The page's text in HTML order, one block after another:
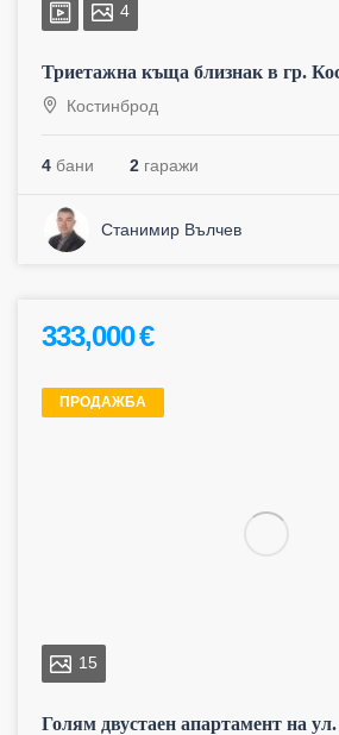
4
Триетажна къща близнак в гр.
Костинброд
4 бани 2 гаражи
Станимир Вълчев
333,000 €
ПРОДАЖБА
15
Голям двустаен апартамент на